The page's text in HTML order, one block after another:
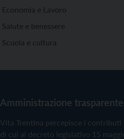
Economia e Lavoro
Salute e benessere
Scuola e cultura
Amministrazione trasparente
Vita Trentina percepisce i
di cui al decreto legislativo 15